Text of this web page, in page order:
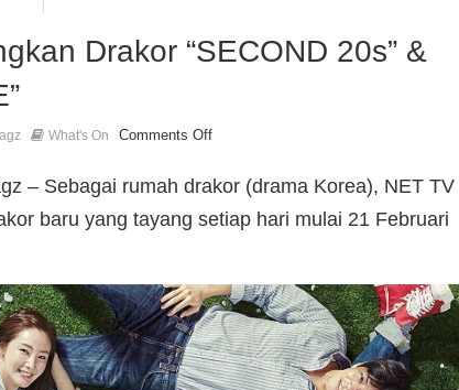
Drakor “SECOND 20s” &
What's On Comments Off
– Sebagai rumah drakor (drama Korea), NET TV
baru yang tayang setiap hari mulai 21 Februari